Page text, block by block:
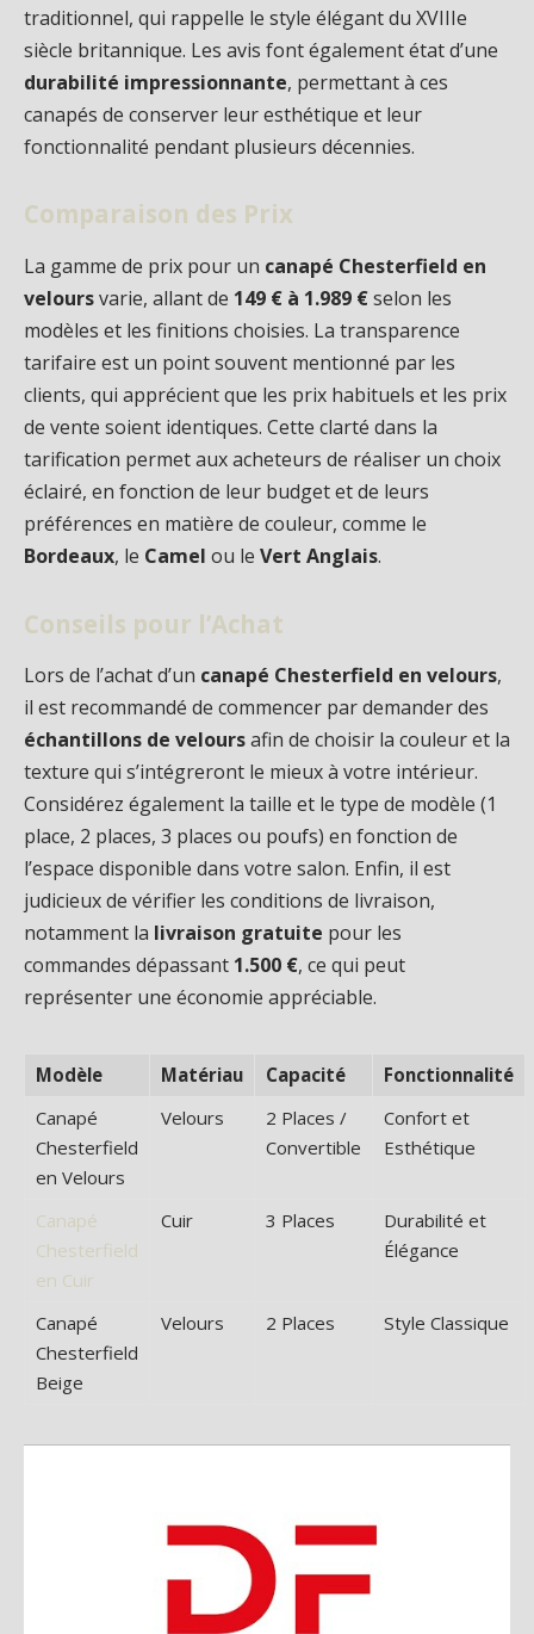
traditionnel, qui rappelle le style élégant du XVIIIe
siècle britannique. Les avis font également état d’une
durabilité impressionnante, permettant à ces
canapés de conserver leur esthétique et leur
fonctionnalité pendant plusieurs décennies.
Comparaison des Prix
La gamme de prix pour un canapé Chesterfield en
veloursvarie, allant de 149 € à 1.989 €selon les
modèles et les finitions choisies. La transparence
tarifaire est un point souvent mentionné par les
clients, qui apprécient que les prix habituels et les prix
de vente soient identiques. Cette clarté dans la
tarification permet aux acheteurs de réaliser un choix
éclairé, en fonction de leur budget et de leurs
préférences en matière de couleur, comme le
Bordeaux, le Camel ou le Vert Anglais.
Conseils pour l’Achat
Lors de l’achat d’un canapé Chesterfield en velours,
il est recommandé de commencer par demander des
échantillons de veloursafin de choisir la couleur et la
texture qui s’intégreront le mieux à votre intérieur.
Considérez également la taille et le type de modèle (1
place, 2 places, 3 places ou poufs) en fonction de
l’espace disponible dans votre salon. Enfin, il est
judicieux de vérifier les conditions de livraison,
notamment la livraison gratuite pour les
commandes dépassant 1.500 €, ce qui peut
représenter une économie appréciable.
Modèle Matériau Capacité
Fonctionnalité
Canapé
Chesterfield
en Velours
Velours
2 Places /
Convertible
Confort et
Esthétique
Canapé
Chesterfield
en Cuir
Cuir 3 Places
Durabilité et
Élégance
Canapé
Chesterfield
Beige
Velours 2 Places Style Classique